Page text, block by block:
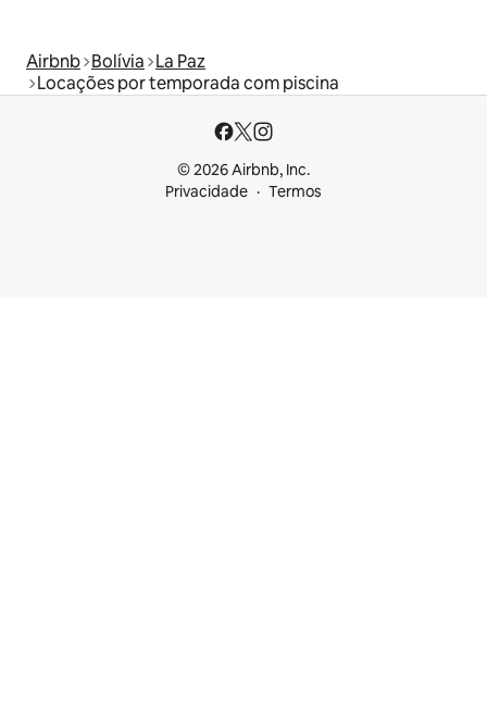
Airbnb Bolívia La Paz
Locações por temporada com piscina
© 2026 Airbnb, Inc.
Privacidade
Termos